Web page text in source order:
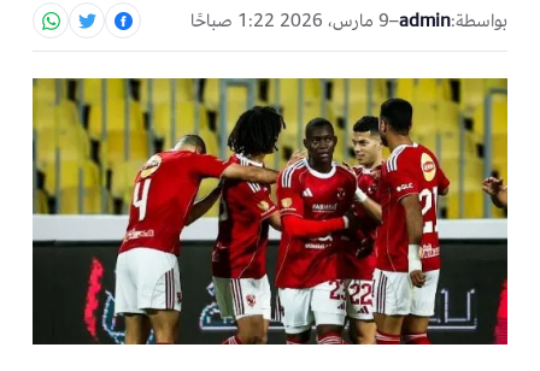
بواسطة:admin
–9 مارس، 2026 1:22 صباحًا